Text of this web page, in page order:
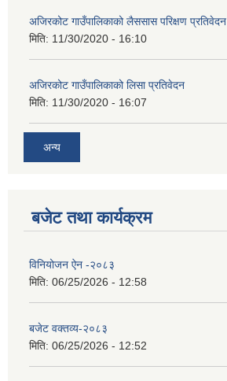
अजिरकोट गाउँपालिकाको लैससास परिक्षण प्रतिवेदन
मिति: 11/30/2020 - 16:10
अजिरकोट गाउँपालिकाको लिसा प्रतिवेदन
मिति: 11/30/2020 - 16:07
अन्य
बजेट तथा कार्यक्रम
विनियोजन ऐन -२०८३
मिति: 06/25/2026 - 12:58
बजेट वक्तव्य-२०८३
मिति: 06/25/2026 - 12:52